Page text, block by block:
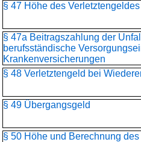
§ 47 Höhe des Verletztengeldes
§ 47a Beitragszahlung der
berufsständische
Krankenversicherungen
§ 48 Verletztengeld bei
§ 49 Übergangsgeld
§ 50 Höhe und Berechnung